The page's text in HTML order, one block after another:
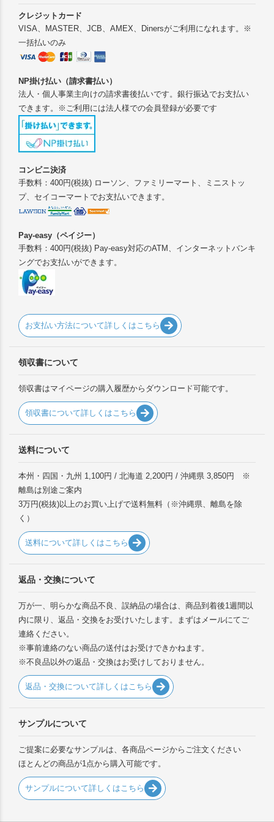
クレジットカード
VISA、MASTER、JCB、AMEX、Dinersがご利用になれます。※
一括払いのみ
NP掛け払い（請求書払い）
法人・個人事業主向けの請求書後払いです。銀行振込でお支払い
できます。※ご利用には法人様での会員登録が必要です
コンビニ決済
手数料：400円(税抜) ローソン、ファミリーマート、ミニストッ
プ、セイコーマートでお支払いできます。
Pay-easy（ペイジー）
手数料：400円(税抜) Pay-easy対応のATM、インターネットバンキ
ングでお支払いができます。
お支払い方法について詳しくはこちら
領収書について
領収書はマイページの購入履歴からダウンロード可能です。
領収書について詳しくはこちら
送料について
本州・四国・九州 1,100円 / 北海道 2,200円 / 沖縄県 3,850円 ※
離島は別途ご案内
3万円(税抜)以上のお買い上げで送料無料（※沖縄県、離島を除
く）
送料について詳しくはこちら
返品・交換について
万が一、明らかな商品不良、誤納品の場合は、商品到着後1週間以
内に限り、返品・交換をお受けいたします。まずはメールにてご
連絡ください。
※事前連絡のない商品の送付はお受けできかねます。
※不良品以外の返品・交換はお受けしておりません。
返品・交換について詳しくはこちら
サンプルについて
ご提案に必要なサンプルは、各商品ページからご注文ください
ほとんどの商品が1点から購入可能です。
サンプルについて詳しくはこちら